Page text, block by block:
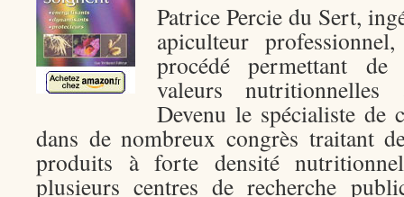
Patrice Percie du Sert,
apiculteur
procédé permettant
valeurs
Devenu le spécialiste
dans de nombreux congrès traitant
produits à forte densité
plusieurs centres de recherche